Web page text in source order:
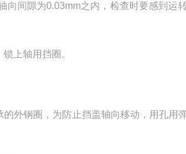
向间隙为0.03mm之内，检查时要感到运
上轴用挡圈。
外钢圈，为防止挡盖轴向移动，用孔用